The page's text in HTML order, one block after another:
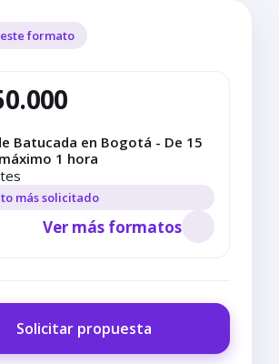
formato
Batucada en Bogotá - De 15
1 hora
más solicitado
Ver más formatos
Solicitar propuesta